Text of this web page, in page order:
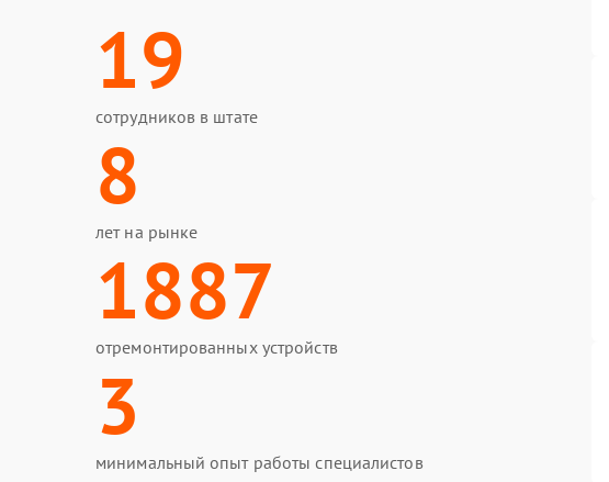
19
сотрудников в штате
8
лет на рынке
1887
отремонтированных устройств
3
минимальный опыт работы специалистов